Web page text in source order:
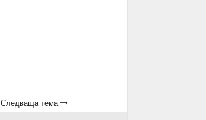
Следваща тема